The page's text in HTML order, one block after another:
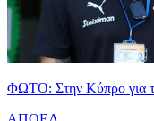
ΦΩΤΟ: Στην Κύπρο για